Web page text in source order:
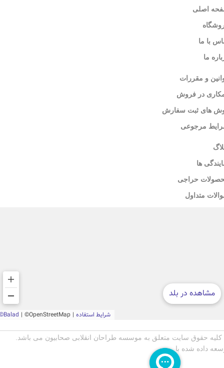
اصلی
با ما
ما
و مقررات
در فروش
های ثبت سفارش
مرجوعی
ها
حراجی
متداول
حقوق سایت متعلق به موسسه طراحان انقلابی صحابیون می باشد.
داده شده با